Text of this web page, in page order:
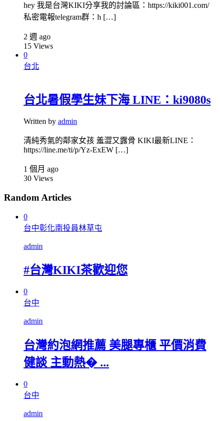
hey 我是台灣KIKI分享我的討論區：https://kiki001.com/
私密電報telegram群：h […]
2 週 ago
15 Views
0
台北
台北暑假學生妹下海 LINE：ki9080s
Written by admin
清純秀氣的鄰家女孩 羞澀又露骨 KIKI最新LINE：
https://line.me/ti/p/Yz-ExEW […]
1 個月 ago
30 Views
Random Articles
0
台中彰化南投員林草屯
admin
#台灣KIKI茶歡迎您
0
台中
admin
台灣約泡網推薦 美腿專櫃 平價消費
健談 主動熱� ...
0
台中
admin